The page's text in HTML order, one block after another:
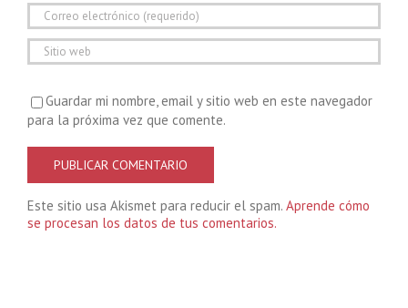
Guardar mi nombre, email y sitio web en este navegador
para la próxima vez que comente.
Este sitio usa Akismet para reducir el spam. Aprende cómo
se procesan los datos de tus comentarios.